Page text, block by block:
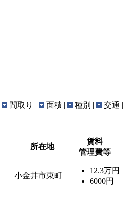
間取り | 面積 | 種別 | 交通 |
所在地
賃料
管理費等
小金井市東町
12.3万円
6000円